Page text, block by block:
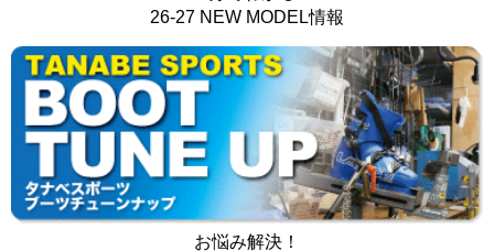
26-27 NEW MODEL情報
お悩み解決！